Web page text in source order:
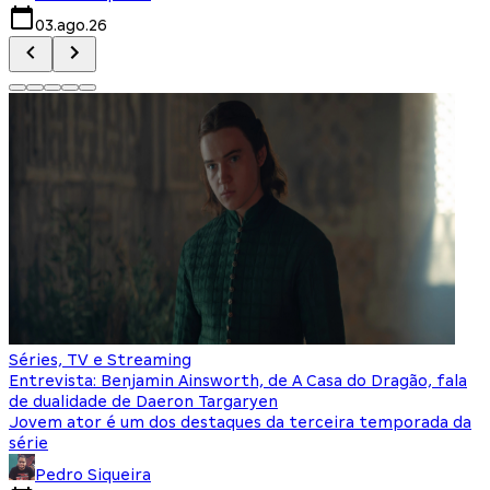
03.ago.26
Séries, TV e Streaming
Entrevista: Benjamin Ainsworth, de A Casa do Dragão, fala
de dualidade de Daeron Targaryen
Jovem ator é um dos destaques da terceira temporada da
série
Pedro Siqueira